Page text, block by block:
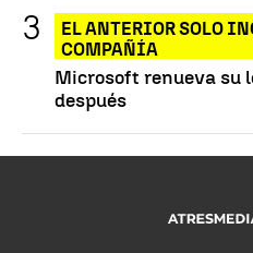
EL ANTERIOR SOLO
COMPAÑÍA
Microsoft renueva su
después